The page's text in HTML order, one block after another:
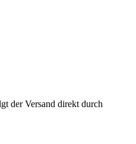
der Versand direkt durch